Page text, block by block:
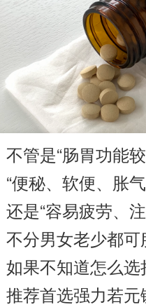
不管是“肠胃功能较
“便秘、软便、胀
还是“容易疲劳、
不分男女老少都可
如果不知道怎么选
推荐首选强力若元